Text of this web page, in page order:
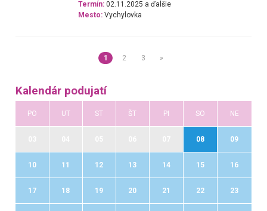
Termín: 02.11.2025 a ďalšie
Mesto: Vychylovka
1 2 3 »
Kalendár podujatí
PO UT ST ŠT PI SO NE
08 09
10 11 12 13 14 15 16
17 18 19 20 21 22 23